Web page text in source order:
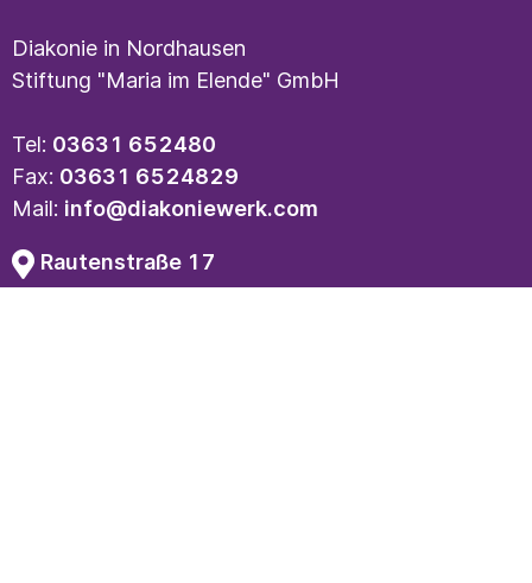
Diakonie in Nordhausen
Stiftung "Maria im Elende" GmbH
Tel: 03631 652480
Fax: 03631 6524829
Mail: info@diakoniewerk.com
Rautenstraße 17
99734 Nordhausen